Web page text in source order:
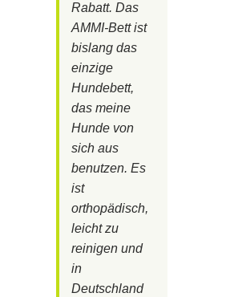
Rabatt. Das
AMMI-Bett ist
bislang das
einzige
Hundebett,
das meine
Hunde von
sich aus
benutzen. Es
ist
orthopädisch,
leicht zu
reinigen und
in
Deutschland